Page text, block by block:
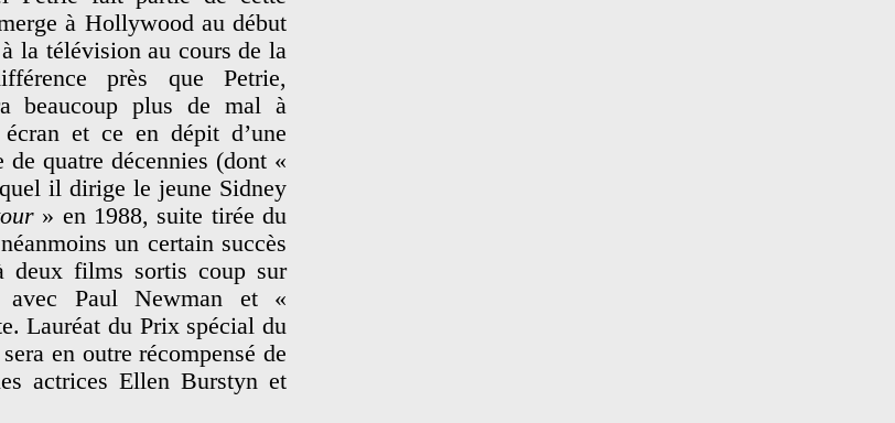
à Hollywood au début
la télévision au cours de la
près que Petrie,
beaucoup plus de mal à
et ce en dépit d’une
quatre décennies (dont «
il dirige le jeune Sidney
» en 1988, suite tirée du
un certain succès
deux films sortis coup sur
Paul Newman et «
Lauréat du Prix spécial du
en outre récompensé de
actrices Ellen Burstyn et